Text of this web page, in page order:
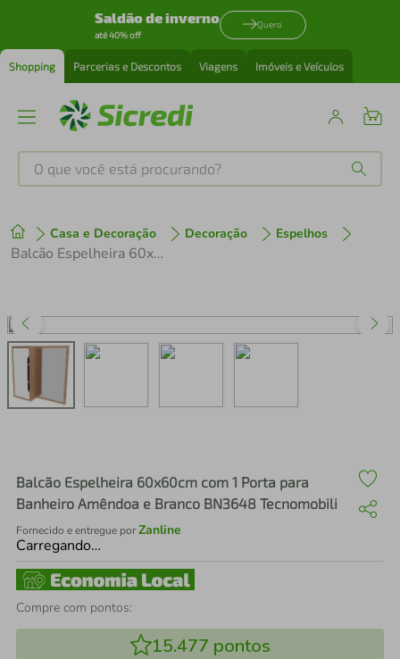
Saldão de inverno
até 40% off
Quero
Shopping Parcerias e Descontos Viagens Imóveis e Veículos
O que você está procurando?
Casa e Decoração Decoração Espelhos
Balcão Espelheira 60x60cm com 1 Porta para Banheiro Amêndoa e Branco BN3648 Tecnomobili
Balcão Espelheira 60x60cm com 1 Porta para
Banheiro Amêndoa e Branco BN3648 Tecnomobili
Fornecido e entregue porZanline
Carregando…
Compre com pontos:
15.477 pontos
1º tenis
3º perfume
4º